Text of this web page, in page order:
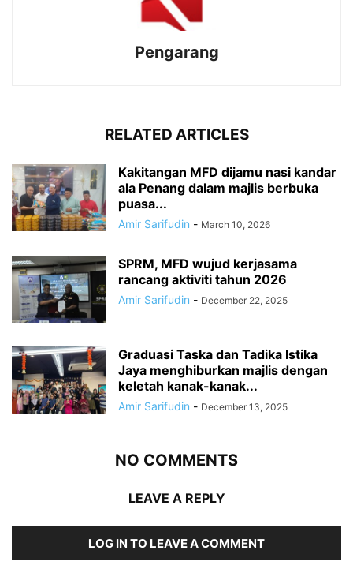
Pengarang
RELATED ARTICLES
Kakitangan MFD dijamu nasi kandar
ala Penang dalam majlis berbuka
puasa...
Amir Sarifudin - March 10, 2026
SPRM, MFD wujud kerjasama
rancang aktiviti tahun 2026
Amir Sarifudin - December 22, 2025
Graduasi Taska dan Tadika Istika
Jaya menghiburkan majlis dengan
keletah kanak-kanak...
Amir Sarifudin - December 13, 2025
NO COMMENTS
LEAVE A REPLY
LOG IN TO LEAVE A COMMENT